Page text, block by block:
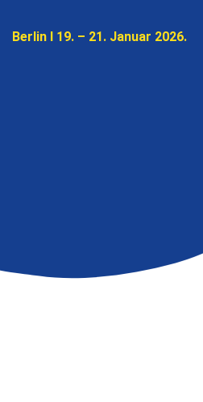
Berlin I 19. – 21. Januar 2026.